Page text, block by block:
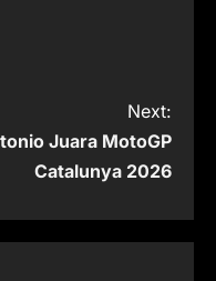
Next:
Juara MotoGP
Catalunya 2026